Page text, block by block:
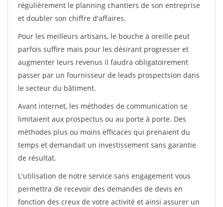
régulièrement le planning chantiers de son entreprise
et doubler son chiffre d'affaires.
Pour les meilleurs artisans, le bouche à oreille peut
parfois suffire mais pour les désirant progresser et
augmenter leurs revenus il faudra obligatoirement
passer par un fournisseur de leads prospectsion dans
le secteur du bâtiment.
Avant internet, les méthodes de communication se
limitaient aux prospectus ou au porte à porte. Des
méthodes plus ou moins efficaces qui prenaient du
temps et demandait un investissement sans garantie
de résultat.
L'utilisation de notre service sans engagement vous
permettra de recevoir des demandes de devis en
fonction des creux de votre activité et ainsi assurer un